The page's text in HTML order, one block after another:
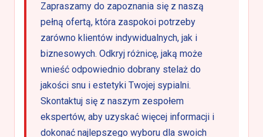
Zapraszamy do zapoznania się z naszą
pełną ofertą, która zaspokoi potrzeby
zarówno klientów indywidualnych, jak i
biznesowych. Odkryj różnicę, jaką może
wnieść odpowiednio dobrany stelaż do
jakości snu i estetyki Twojej sypialni.
Skontaktuj się z naszym zespołem
ekspertów, aby uzyskać więcej informacji i
dokonać najlepszego wyboru dla swoich